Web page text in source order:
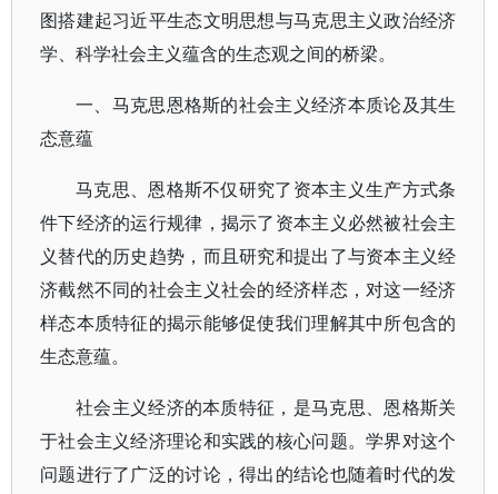
图搭建起习近平生态文明思想与马克思主义政治经济
学、科学社会主义蕴含的生态观之间的桥梁。
一、马克思恩格斯的社会主义经济本质论及其生
态意蕴
马克思、恩格斯不仅研究了资本主义生产方式条
件下经济的运行规律，揭示了资本主义必然被社会主
义替代的历史趋势，而且研究和提出了与资本主义经
济截然不同的社会主义社会的经济样态，对这一经济
样态本质特征的揭示能够促使我们理解其中所包含的
生态意蕴。
社会主义经济的本质特征，是马克思、恩格斯关
于社会主义经济理论和实践的核心问题。学界对这个
问题进行了广泛的讨论，得出的结论也随着时代的发